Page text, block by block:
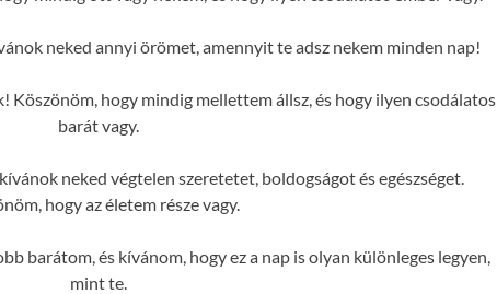
neked annyi örömet, amennyit te adsz nekem minden nap!
Köszönöm, hogy mindig mellettem állsz, és hogy ilyen csodálatos
barát vagy.
neked végtelen szeretetet, boldogságot és egészséget.
hogy az életem része vagy.
barátom, és kívánom, hogy ez a nap is olyan különleges legyen,
mint te.